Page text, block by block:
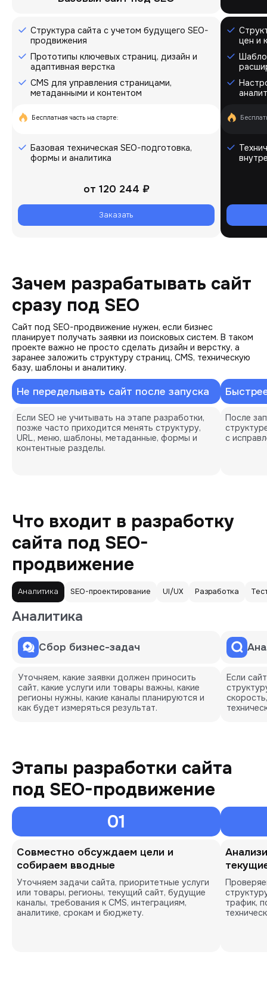
Структура сайта с учетом будущего SEO-
продвижения
Прототипы ключевых страниц, дизайн и
адаптивная верстка
CMS для управления страницами,
метаданными и контентом
Бесплатная часть на старте:
Базовая техническая SEO-подготовка,
формы и аналитика
от 120 244 ₽
Заказать
цен и
Зачем разрабатывать сайт
сразу под SEO
Сайт под SEO-продвижение нужен, если бизнес
планирует получать заявки из поисковых систем. В таком
проекте важно не просто сделать дизайн и верстку, а
заранее заложить структуру страниц, CMS, техническую
базу, шаблоны и аналитику.
Не переделывать сайт после запуска
Если SEO не учитывать на этапе разработки,
позже часто приходится менять структуру,
URL, меню, шаблоны, метаданные, формы и
контентные разделы.
После
с
Что входит в разработку
сайта под SEO-
продвижение
Аналитика SEO-проектирование UI/UX Разработка
Аналитика
Сбор бизнес-задач
Уточняем, какие заявки должен приносить
сайт, какие услуги или товары важны, какие
регионы нужны, какие каналы планируются и
как будет измеряться результат.
Если
Этапы разработки сайта
под SEO-продвижение
01
Совместно обсуждаем цели и
собираем вводные
Уточняем задачи сайта, приоритетные услуги
или товары, регионы, текущий сайт, будущие
каналы, требования к CMS, интеграциям,
аналитике, срокам и бюджету.
трафик,